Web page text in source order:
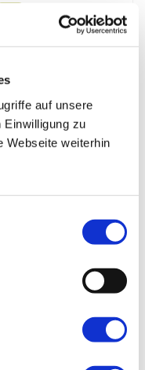
auf unsere
Einwilligung zu
Webseite weiterhin
06 07
19
26 27